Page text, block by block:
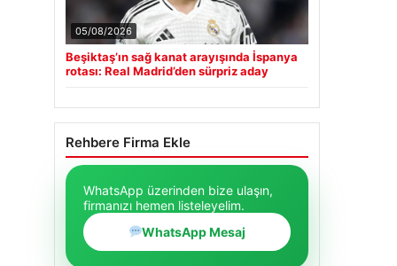
05/08/2026
Beşiktaş’ın sağ kanat arayışında İspanya
rotası: Real Madrid’den sürpriz aday
Rehbere Firma Ekle
WhatsApp üzerinden bize ulaşın,
firmanızı hemen listeleyelim.
WhatsApp Mesaj